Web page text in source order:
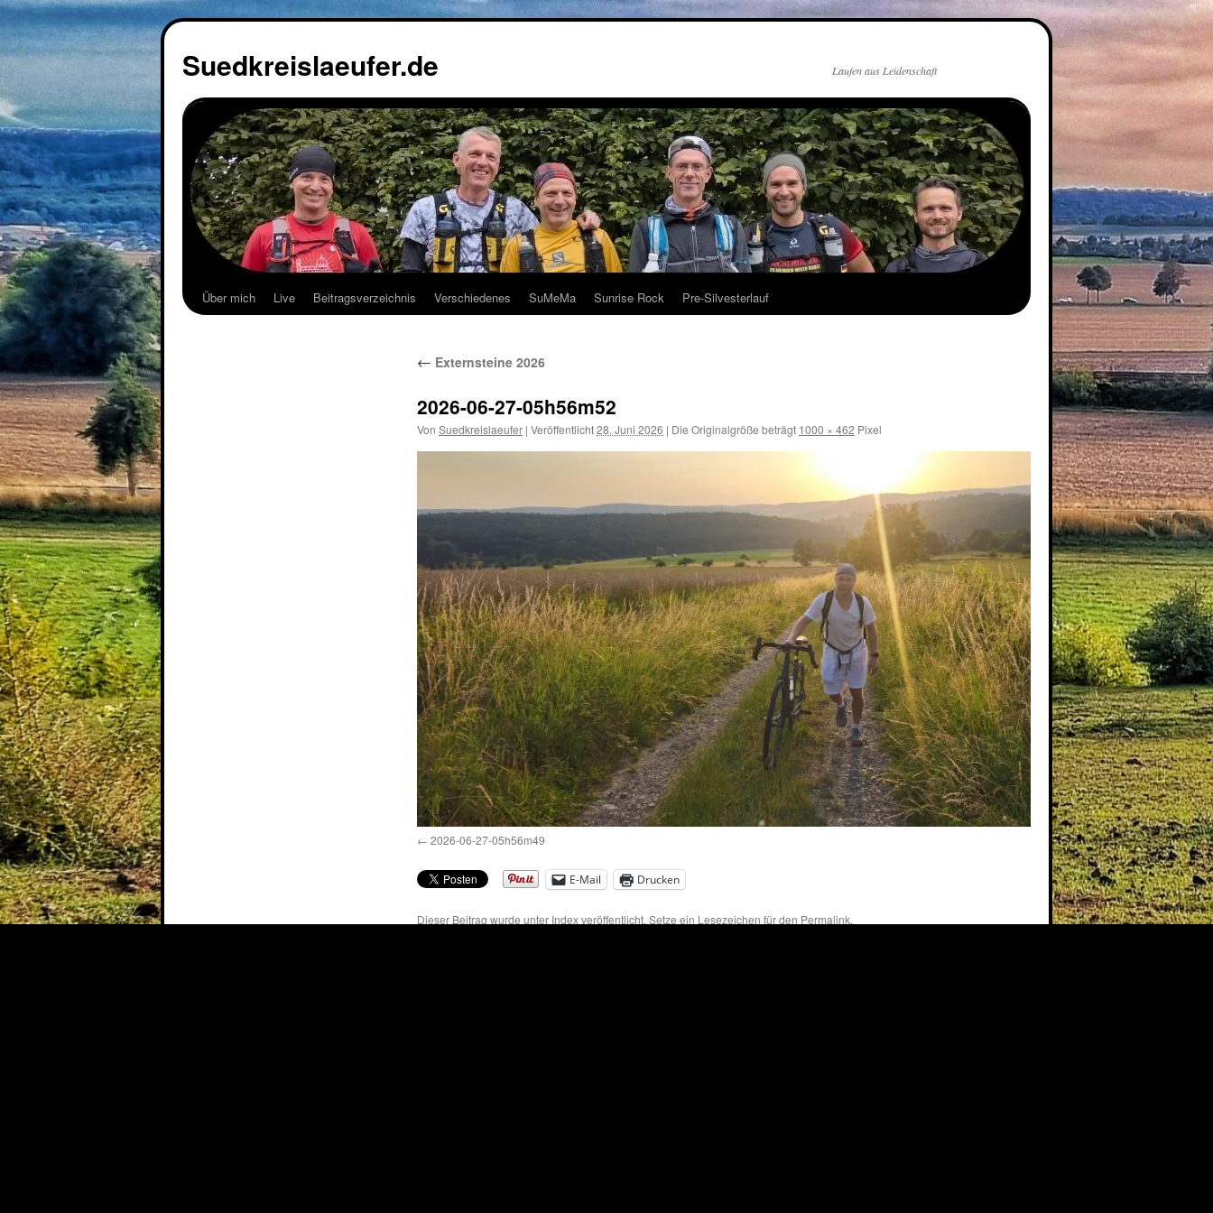
Suedkreislaeufer.de Laufen aus Leidenschaft
Über mich Live Beitragsverzeichnis Verschiedenes SuMeMa Sunrise Rock Pre-Silvesterlauf
← Externsteine 2026
2026-06-27-05h56m52
Von Suedkreislaeufer | Veröffentlicht28. Juni 2026 | Die Originalgröße beträgt 1000 × 462 Pixel
2026-06-27-05h56m49 2026-06-27-
E-Mail Drucken
Dieser Beitrag wurde unter Indexveröffentlicht. Setze ein Lesezeichen für den Permalink.